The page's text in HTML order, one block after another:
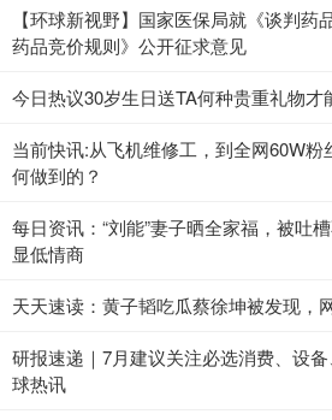
【环球新视野】国家医保局就《谈判药
药品竞价规则》公开征求意见
今日热议30岁生日送TA何种贵重礼物才
当前快讯:从飞机维修工，到全网60W
何做到的？
每日资讯：“刘能”妻子晒全家福，被吐
显低情商
天天速读：黄子韬吃瓜蔡徐坤被发现，
研报速递｜7月建议关注必选消费、设
球热讯